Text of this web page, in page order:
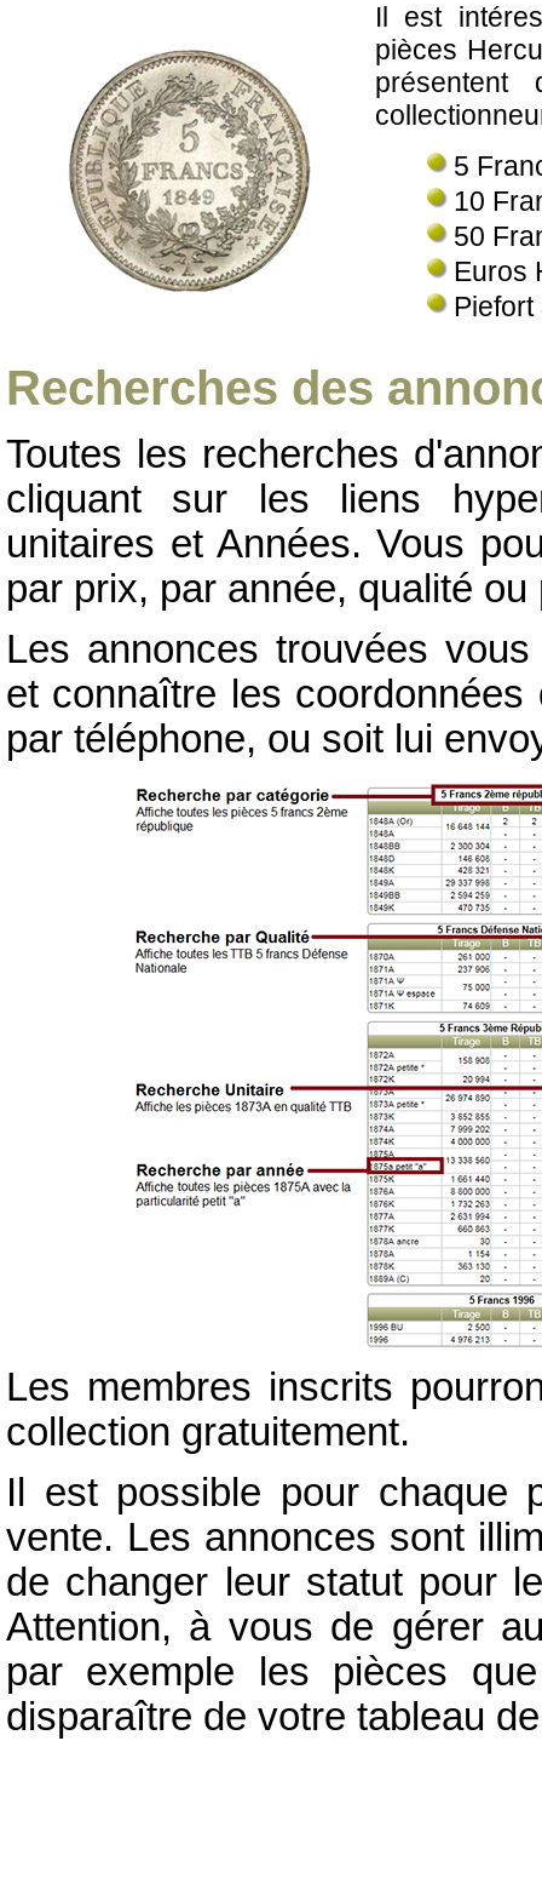
Il est
pièces
5
10
50
Euros
Recherches des
Toutes les recherches
cliquant sur les liens
unitaires et Années. Vous
par prix, par année, qualité ou
Les annonces trouvées
et connaître les
par téléphone, ou soit lui
Les membres inscrits
collection gratuitement.
Il est possible pour chaque
vente. Les annonces sont
de changer leur statut pour
Attention, à vous de gérer
par exemple les pièces
disparaître de votre tableau